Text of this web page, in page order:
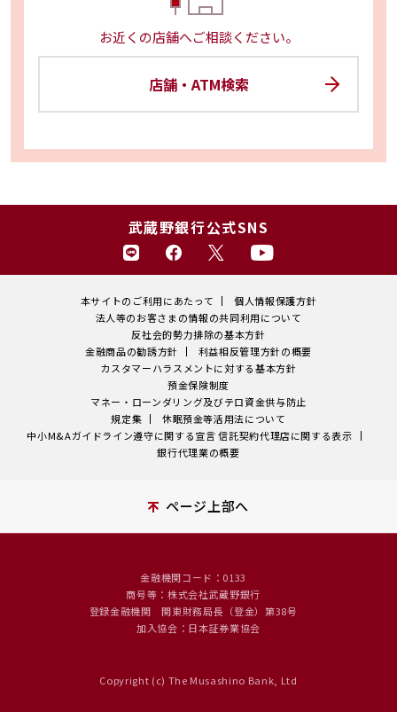
お近くの店舗へご相談ください。
店舗・ATM検索
武蔵野銀行公式SNS
本サイトのご利用にあたって
個人情報保護方針
法人等のお客さまの情報の共同利用について
反社会的勢力排除の基本方針
金融商品の勧誘方針
利益相反管理方針の概要
カスタマーハラスメントに対する基本方針
預金保険制度
マネー・ローンダリング及びテロ資金供与防止
規定集
休眠預金等活用法について
中小M&Aガイドライン遵守に関する宣言 信託契約代理店に関する表示
銀行代理業の概要
ページ上部へ
金融機関コード：0133
商号等：株式会社武蔵野銀行
登録金融機関 関東財務局長（登金）第38号
加入協会：日本証券業協会
Copyright (c) The Musashino Bank, Ltd